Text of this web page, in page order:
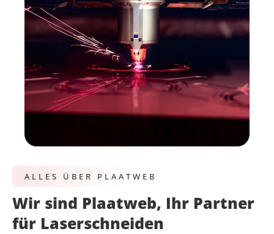
ALLES ÜBER PLAATWEB
Wir sind Plaatweb, Ihr Partner
für Laserschneiden